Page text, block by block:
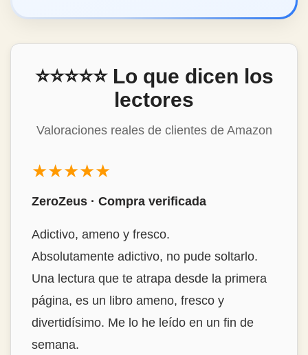
Prepárate para decir una y otra vez:
⭐⭐⭐⭐⭐ Lo que dicen los
Valoraciones reales de clientes de Amazon
ZeroZeus · Compra verificada
Adictivo, ameno y fresco.
Absolutamente adictivo, no pude soltarlo.
Una lectura que te atrapa desde la primera
página, es un libro ameno, fresco y